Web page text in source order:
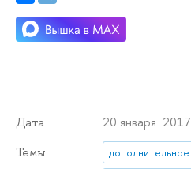
Дата 20 января 2017
Темы